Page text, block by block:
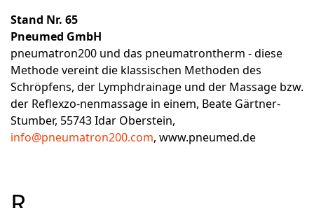
Stand Nr. 65
Pneumed GmbH
pneumatron200 und das pneumatrontherm - diese
Methode vereint die klassischen Methoden des
Schröpfens, der Lymphdrainage und der Massage bzw.
der Reflexzo-nenmassage in einem, Beate Gärtner-
Stumber, 55743 Idar Oberstein,
info@pneumatron200.com, www.pneumed.de